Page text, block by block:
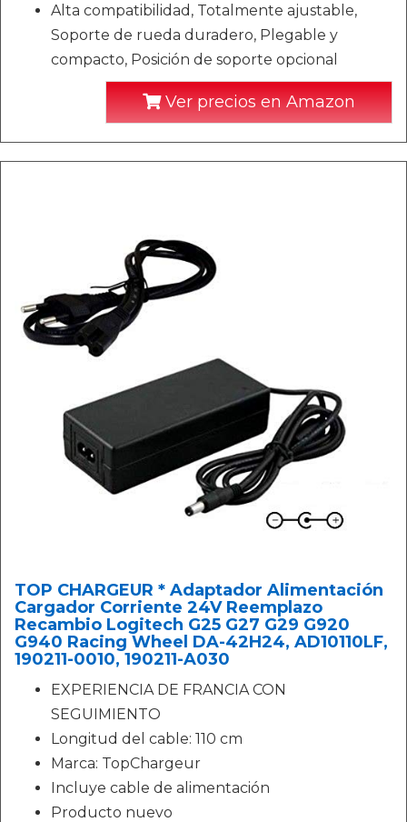
Alta compatibilidad, Totalmente ajustable,
Soporte de rueda duradero, Plegable y
compacto, Posición de soporte opcional
Ver precios en Amazon
TOP CHARGEUR * Adaptador Alimentación
Cargador Corriente 24V Reemplazo
Recambio Logitech G25 G27 G29 G920
G940 Racing Wheel DA-42H24, AD10110LF,
190211-0010, 190211-A030
EXPERIENCIA DE FRANCIA CON
SEGUIMIENTO
Longitud del cable: 110 cm
Marca: TopChargeur
Incluye cable de alimentación
Producto nuevo